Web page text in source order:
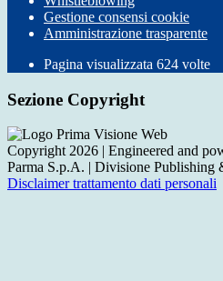
Gestione consensi cookie
Amministrazione trasparente
Pagina visualizzata 624 volte
Sezione Copyright
Copyright 2026 | Engineered and
Parma S.p.A. | Divisione Publishing
Disclaimer trattamento dati personali